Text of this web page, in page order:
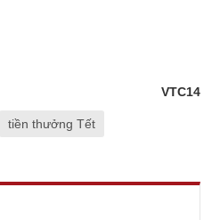
VTC14
tiền thưởng Tết